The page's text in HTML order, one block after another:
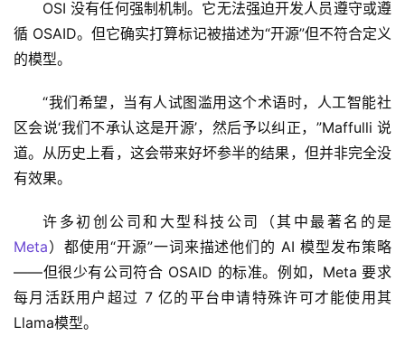
OSI 没有任何强制机制。它无法强迫开发人员遵守或遵
循 OSAID。但它确实打算标记被描述为“开源”但不符合定义
的模型。
“我们希望，当有人试图滥用这个术语时，人工智能社
区会说‘我们不承认这是开源’，然后予以纠正，”Maffulli 说
道。从历史上看，这会带来好坏参半的结果，但并非完全没
有效果。
Meta）都使用“开源”一词来描述他们的 AI 模型发布策略
——但很少有公司符合 OSAID 的标准。例如，Meta 要求
每月活跃用户超过 7 亿的平台申请特殊许可才能使用其
Llama模型。